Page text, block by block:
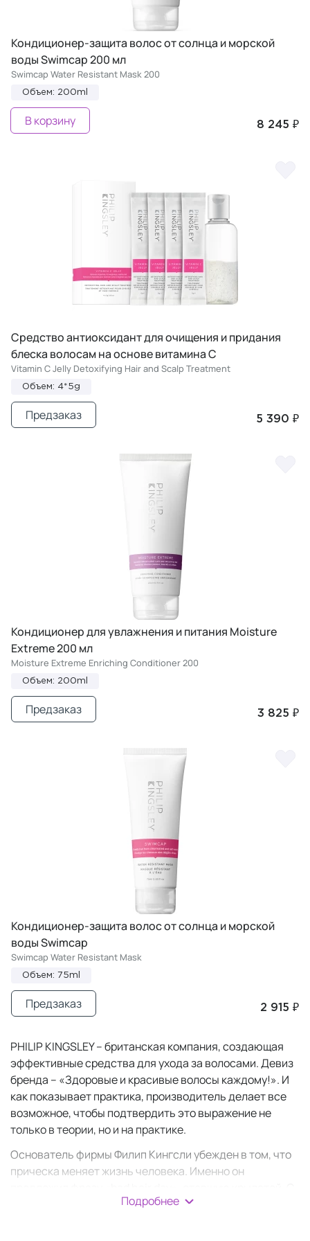
Кондиционер-защита волос от солнца и морской
воды Swimcap 200 мл
Swimcap Water Resistant Mask 200
Объем: 200ml
8 245 ₽
В корзину
Средство антиоксидант для очищения и придания
блеска волосам на основе витамина С
Vitamin C Jelly Detoxifying Hair and Scalp Treatment
Объем: 4*5g
5 390 ₽
Предзаказ
Кондиционер для увлажнения и питания Moisture
Extreme 200 мл
Moisture Extreme Enriching Conditioner 200
Объем: 200ml
3 825 ₽
Предзаказ
Кондиционер-защита волос от солнца и морской
воды Swimcap
Swimcap Water Resistant Mask
Объем: 75ml
2 915 ₽
Предзаказ
PHILIP KINGSLEY – британская компания, создающая
эффективные средства для ухода за волосами. Девиз
бренда – «Здоровые и красивые волосы каждому!». И
как показывает практика, производитель делает все
возможное, чтобы подтвердить это выражение не
только в теории, но и на практике.
Основатель фирмы Филип Кингсли убежден в том, что
прическа меняет жизнь человека. Именно он
английского языка она переводится просто: «день
Подробнее